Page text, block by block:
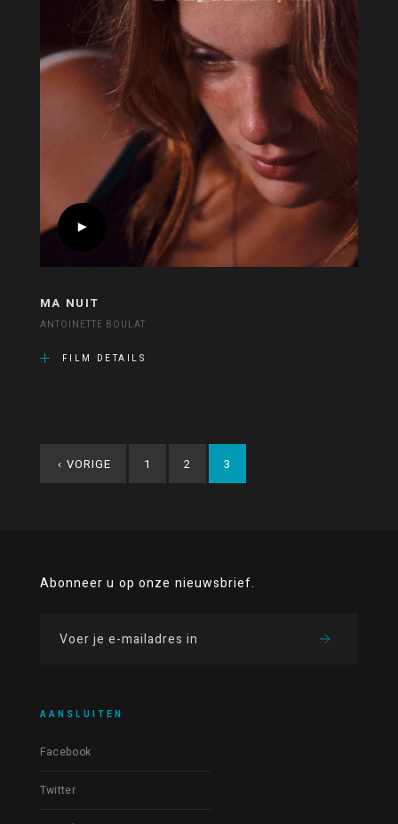
MA NUIT
ANTOINETTE BOULAT
FILM DETAILS
‹ VORIGE 1 2 3
Abonneer u op onze nieuwsbrief.
AANSLUITEN
Facebook
Twitter